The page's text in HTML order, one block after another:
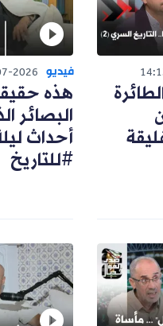
24-07-2026
19:49
هذه حقيقة بيان
البصائر الذي
أحداث ليلة
#للتاريخ